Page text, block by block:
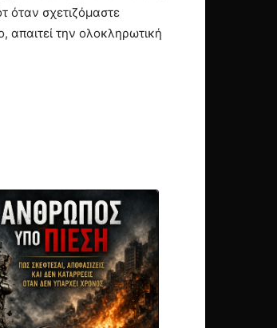
όταν σχετιζόμαστε
απαιτεί την ολοκληρωτική